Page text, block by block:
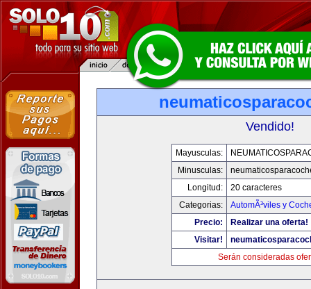
Vendido!
Mayusculas:
Minusculas:
Longitud:
20 caracteres
Categorias:
AutomÃ³viles y
Precio:
Realizar una oferta!
Visitar!
Serán consideradas